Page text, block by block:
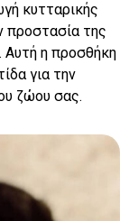
κυτταρικής
προστασία της
Αυτή η προσθήκη
για την
ζώου σας.